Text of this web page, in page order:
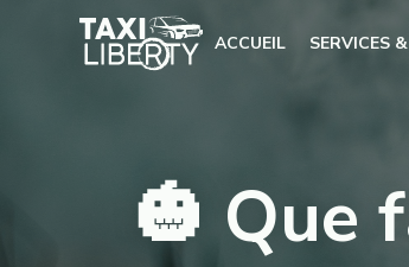
ACCUEIL SERVICES
🎃 Que